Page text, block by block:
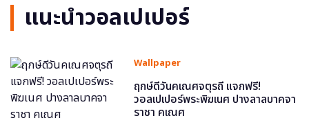
แนะนำวอลเปเปอร์
Wallpaper
ฤกษ์ดีวันคเณศจตุรถี แจกฟรี!
วอลเปเปอร์พระพิฆเนศ ปางลาลบาคจา
ราชา คเณศ